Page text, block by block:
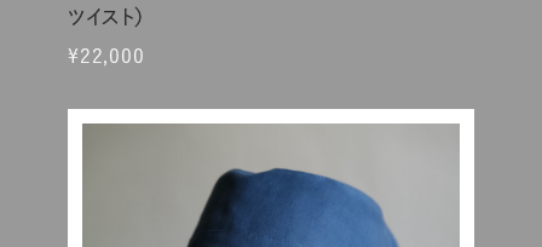
ツイスト）
¥22,000